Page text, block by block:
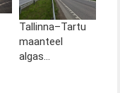
Tallinna–Tartu
maanteel
algas...